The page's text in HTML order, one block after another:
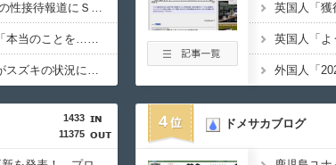
【悲報】 韓国サッカー協会 審判への性接待報道にＳＮＳ紛糾「徹底追及」「２００２年はどうなの？」
【絶望】イオンモール熊本爆発事故「本当のことを…」遺族語る
【現状】ファブリツィオ・ロマーノがスズキの状況について総括ｗｗｗｗ
1433
11375
4 ドメサカブログ